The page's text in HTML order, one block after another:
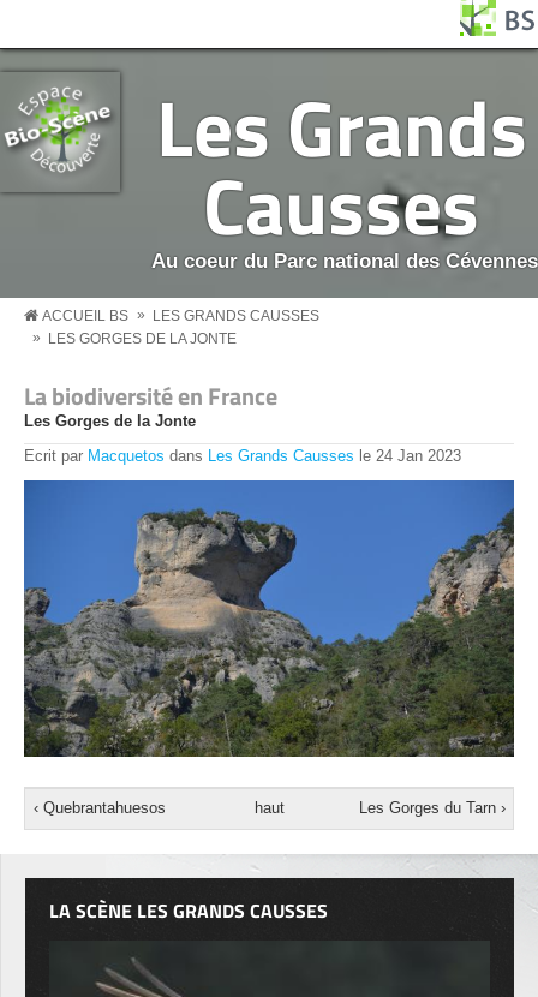
Les Grands
Causses
Au coeur du Parc national des Cévennes
BS MENU
ACCUEIL BS »
LES GRANDS CAUSSES
»
LES GORGES DE LA JONTE
La biodiversité en France
Les Gorges de la Jonte
Ecrit par Macquetos dans Les Grands Causses le 24 Jan 2023
‹ Quebrantahuesos haut Les Gorges du Tarn ›
LA SCÈNE LES GRANDS CAUSSES